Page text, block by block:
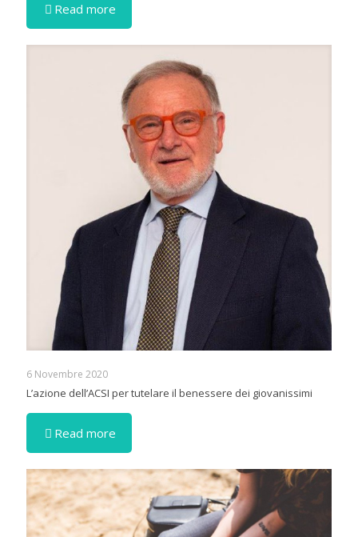
Read more
6 Novembre 2020
L’azione dell’ACSI per tutelare il benessere dei giovanissimi
Read more